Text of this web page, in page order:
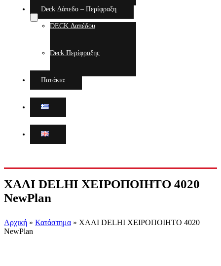
Deck Δάπεδο – Περίφραξη
DECK Δαπέδου
Deck Περίφραξης
Πατάκια
ΧΑΛΙ DELHI ΧΕΙΡΟΠΟΙΗΤΟ 4020
NewPlan
Αρχική » Κατάστημα » ΧΑΛΙ DELHI ΧΕΙΡΟΠΟΙΗΤΟ 4020
NewPlan